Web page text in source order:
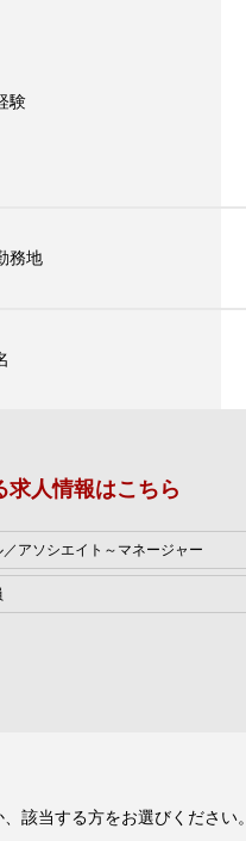
験
務地
求人情報はこちら
／アソシエイト～マネージャー
該当する方をお選びください。